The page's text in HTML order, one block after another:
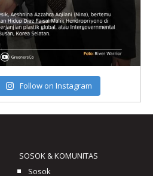
Follow on Instagram
SOSOK & KOMUNITAS
Sosok